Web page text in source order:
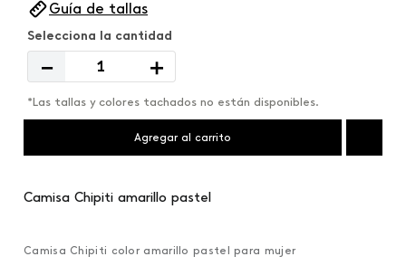
Guía de tallas
＋
－
*Las tallas y colores tachados no están disponibles.
Agregar al carrito
Camisa Chipiti amarillo pastel
Camisa Chipiti color amarillo pastel para mujer